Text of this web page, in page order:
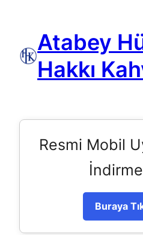
Atabey
Hakkı
Resmi Mobil
Buraya